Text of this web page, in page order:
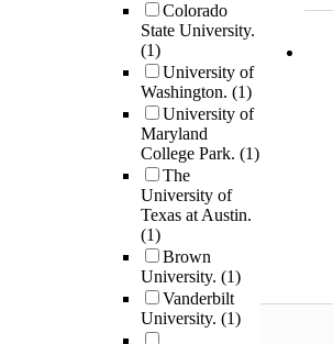
Colorado
State University.
(1)
University of
Washington. (1)
University of
Maryland
College Park. (1)
The
University of
Texas at Austin.
(1)
Brown
University. (1)
Vanderbilt
University. (1)